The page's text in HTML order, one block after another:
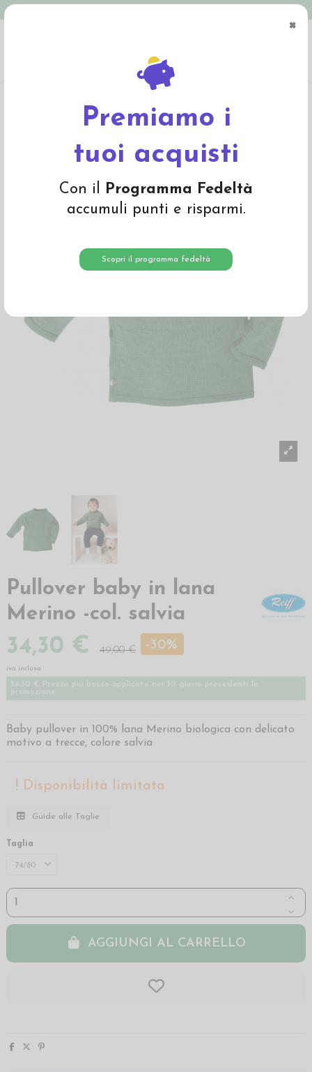
×
Premiamo i
tuoi acquisti
Con il Programma Fedeltà
accumuli punti e risparmi.
Scopri il programma fedeltà
baby in lana Merino -col. salvia
Pullover baby in lana
Merino -col. salvia
34,30 € 49,00 € -30%
iva inclusa
34,30 € Prezzo più basso applicato nei 30 giorni precedenti la
promozione
Baby pullover in 100% lana Merino biologica con delicato
motivo a trecce, colore salvia
Disponibilità limitata
Guide alle Taglie
Taglia
AGGIUNGI AL CARRELLO